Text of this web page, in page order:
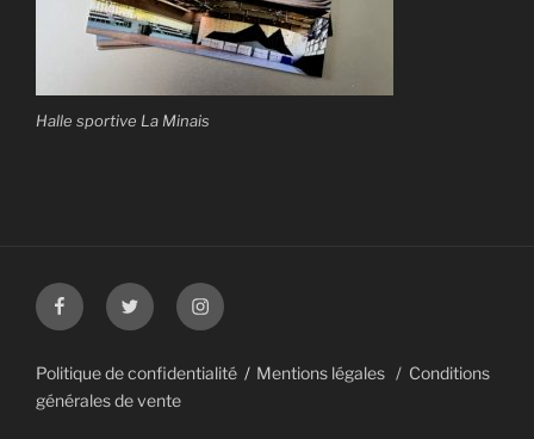
Halle sportive La Minais
FacebookTwitter Instagram
Politique de confidentialité Mentions légales
Conditions
générales de vente